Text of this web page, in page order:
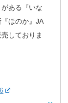
ある『いな
ほのか』JA
しておりま